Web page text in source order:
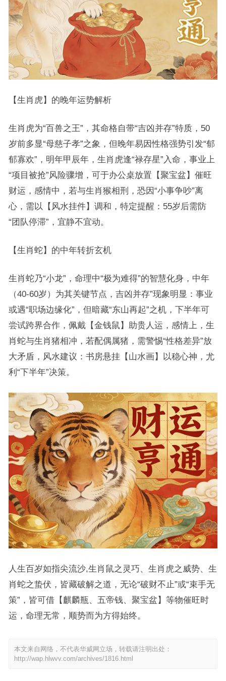
【生肖虎】的晚年运势解析
生肖虎为“百兽之王”，其命格自带“吉凶并存”特质，50
岁前多显“母慈子孝”之象，但晚年易因性格强势引发“郁
郁寡欢”，明年甲辰年，生肖虎逢“禄存星”入命，事业上
“项目被抢”风险骤增，可于办公桌放置【聚宝盆】催旺
财运，感情中，若与生肖猴相刑，恐因“小事争吵”离
心，需以【风水挂件】调和，特定提醒：55岁后需防
“团队停滞”，宜静不宜动。
【生肖蛇】的中年转折玄机
生肖蛇乃“小龙”，命理中“极为难得”的智慧化身，中年
（40-60岁）为其关键节点，吉凶并存”现象明显：事业
或遇“职场边缘化”，但暗藏“东山再起”之机，下半年可
尝试跨界合作，佩戴【金钱鼠】助贵人运，感情上，生
肖蛇与生肖猪相冲，若配偶属猪，需警惕“性格差异”放
大矛盾，风水建议：书房悬挂【山水画】以稳心神，尤
利“下半年”决策。
人生百岁如指尖流沙,生肖鼠之灵巧、生肖虎之威势、生
肖蛇之蛰伏，皆藏破解之道，无论“破财不止”或“束手无
策”，皆可借【麒麟瓶、五帝钱、聚宝盆】等物催旺时
运，命理无常，顺势而为方得始终。
本文来自网络，不代表华威网立场，转载请注明出处：
http://wap.hlwvv.com/archives/1816.html